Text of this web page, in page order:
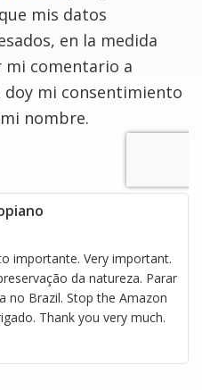
mis datos
en la medida
mi comentario a
doy mi consentimiento
nombre.
importante. Very important.
da natureza. Parar
no Brazil. Stop the Amazon
Thank you very much.